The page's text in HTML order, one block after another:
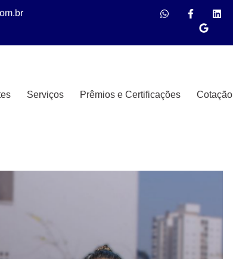
Serviços Prêmios e Certificações Cotação